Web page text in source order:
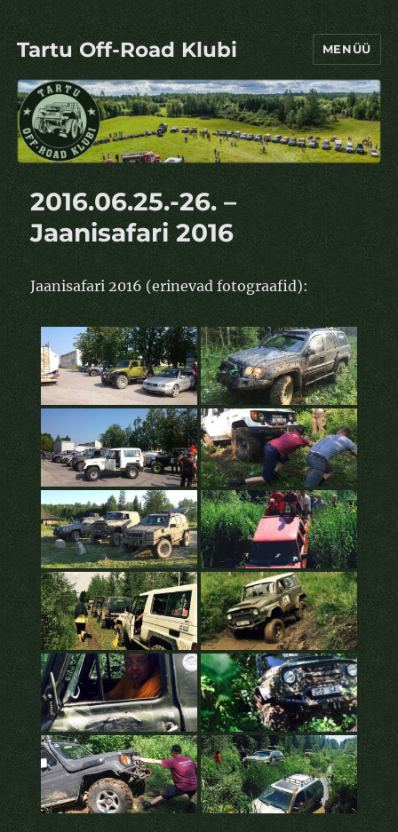
Tartu Off-Road Klubi MENÜÜ
2016.06.25.-26. –
Jaanisafari 2016
Jaanisafari 2016 (erinevad fotograafid):